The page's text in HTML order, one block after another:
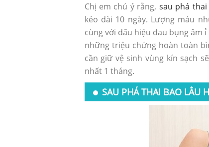
Chị em chú ý rằng, sau phá thai
kéo dài 10 ngày. Lượng máu
cùng với dấu hiệu đau bụng âm
những triệu chứng hoàn toàn
cần giữ vệ sinh vùng kín sạch
nhất 1 tháng.
SAU PHÁ THAI BAO LÂU